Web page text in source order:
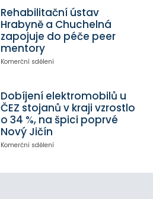
Rehabilitační ústav
Hrabyně a Chuchelná
zapojuje do péče peer
mentory
Komerční sdělení
Dobíjení elektromobilů u
ČEZ stojanů v kraji vzrostlo
o 34 %, na špici poprvé
Nový Jičín
Komerční sdělení